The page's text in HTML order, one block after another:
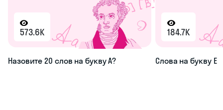
573.6K
Назовите 20 слов на букву А?
184.7K
Слова на букву Е